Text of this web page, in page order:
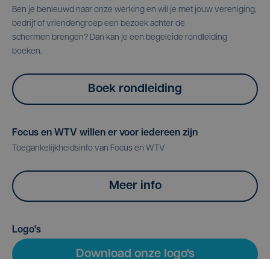
Ben je benieuwd naar onze werking en wil je met jouw vereniging,
bedrijf of vriendengroep een bezoek achter de
schermen brengen? Dan kan je een begeleide rondleiding
boeken.
Boek rondleiding
Focus en WTV willen er voor iedereen zijn
Toegankelijkheidsinfo van Focus en WTV
Meer info
Logo's
Download onze logo's